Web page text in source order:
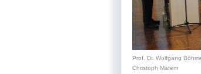
Prof. Dr.
Christoph Matern